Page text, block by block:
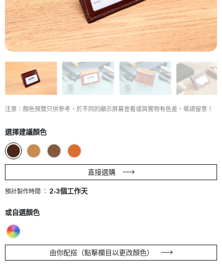
注意：顏色預覽只供參考，於不同的顯示屏幕查看或與實物有色差，敬請留意！
選擇建議顏色
直接選購
預計製作時間 ： 2-3個工作天
或自選顏色
由你配搭（點擊欄目以更改顏色）